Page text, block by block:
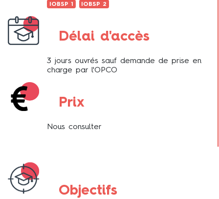
IOBSP 1 IOBSP 2
Délai d'accès
3 jours ouvrés sauf demande de prise en
charge par l'OPCO
Prix
Nous consulter
Objectifs